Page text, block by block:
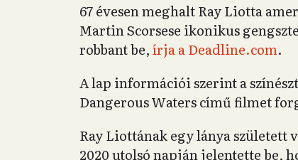
67 évesen meghalt Ray Liotta
Martin Scorsese ikonikus
robbant be,írja a Deadline.com.
A lap információi szerint a
Dangerous Waters című filmet
Ray Liottának egy lánya született
2020 utolsó napján jelentette be,